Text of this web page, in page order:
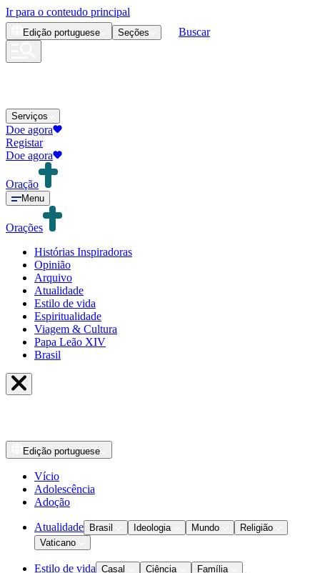
Ir para o conteudo principal
Edição portuguese Seções Buscar
Serviços
Doe agora
Registar
Doe agora
Oração
Menu
Orações
Histórias Inspiradoras
Opinião
Arquivo
Atualidade
Estilo de vida
Espiritualidade
Viagem & Cultura
Papa Leão XIV
Brasil
Edição portuguese
Vício
Adolescência
Adoção
Atualidade Brasil Ideologia Mundo
Religião
Vaticano
Estilo de vida Casal Ciência
Família